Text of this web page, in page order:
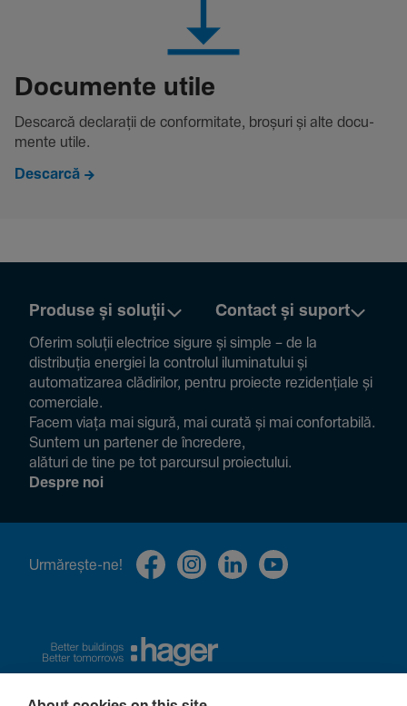
Docu­mente utile
Descarcă decla­rații de conformitate, broșuri și alte docu­
mente utile.
Descarcă
Produse și soluții Contact și suport
Oferim soluții electrice sigure și simple – de la
distribuția energiei la controlul ilumi­na­tului și
auto­ma­ti­zarea clădi­rilor, pentru proiecte rezi­den­țiale și
comer­ciale.
Facem viața mai sigură, mai curată și mai confor­ta­bilă.
Suntem un partener de încre­dere,
alături de tine pe tot parcursul proiec­tului.
Despre noi
Urmă­rește-ne!